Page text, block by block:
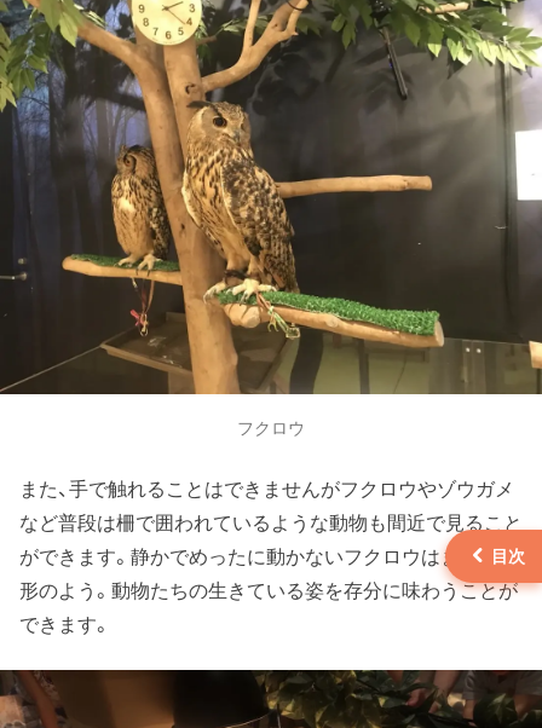
フクロウ
また、手で触れることはできませんがフクロウやゾウガメ
など普段は柵で囲われているような動物も間近で見ること
ができます。静かでめったに動かないフクロウはまるで人
形のよう。動物たちの生きている姿を存分に味わうことが
できます。